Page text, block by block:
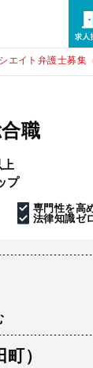
集（年俸1080万
職
プ
専門性を高
法律知識ゼ
）
日全国対応
ちら
ールで相談予約受